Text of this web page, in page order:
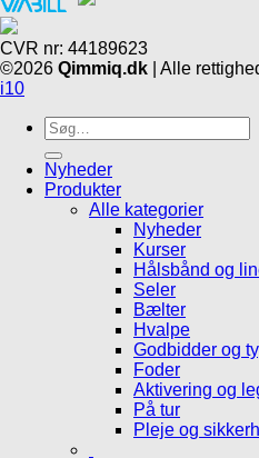
CVR nr: 44189623
©2026 Qimmiq.dk | Alle
i10
Søg
efter:
Nyheder
Produkter
Alle kategorier
Nyheder
Kurser
Hålsbånd og
Seler
Bælter
Hvalpe
Godbidder og
Foder
Aktivering og
På tur
Pleje og